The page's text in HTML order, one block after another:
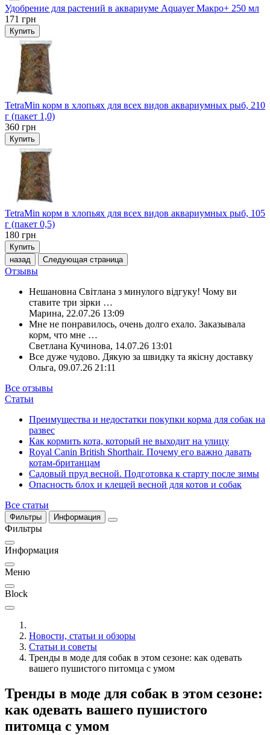
Удобрение для растений в аквариуме Aquayer Макро+ 250 мл
171 грн
Купить
TetraMin корм в хлопьях для всех видов аквариумных рыб, 210
г (пакет 1,0)
360 грн
Купить
TetraMin корм в хлопьях для всех видов аквариумных рыб, 105
г (пакет 0,5)
180 грн
Купить
назад
Следующая страница
Отзывы
Нешановна Світлана з минулого відгуку! Чому ви
ставите три зірки …
Марина, 22.07.26 13:09
Мне не понравилось, очень долго ехало. Заказывала
корм, что мне …
Светлана Кучинова, 14.07.26 13:01
Все дуже чудово. Дякую за швидку та якісну доставку
Ольга, 09.07.26 21:11
Все отзывы
Статьи
Преимущества и недостатки покупки корма для собак на
развес
Как кормить кота, который не выходит на улицу
Royal Canin British Shorthair. Почему его важно давать
котам-британцам
Садовый пруд весной. Подготовка к старту после зимы
Опасность блох и клещей весной для котов и собак
Все статьи
Фильтры Информация
Фильтры
Информация
Меню
Block
Новости, статьи и обзоры
Статьи и советы
Тренды в моде для собак в этом сезоне: как одевать
вашего пушистого питомца с умом
Тренды в моде для собак в этом сезоне:
как одевать вашего пушистого
питомца с умом